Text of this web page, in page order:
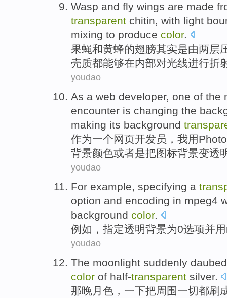
Wasp and fly wings are made
transparent chitin, with light
mixing to produce color.
果蝇和黄蜂的翅膀其实是由两层
壳质都能够在内部对光线进行折
youdao
As a web developer, one of the
encounter is changing the
making its background
作为一个网页开发员 ， 我用
背景颜色或者是把图标背景变透
youdao
For example, specifying a
option and encoding in mpeg4
background color.
例如 ， 指定透明背景为0选项并
youdao
The moonlight suddenly daubed
color of half-transparent silver.
那晚月色 ，一下把周围一切都刷